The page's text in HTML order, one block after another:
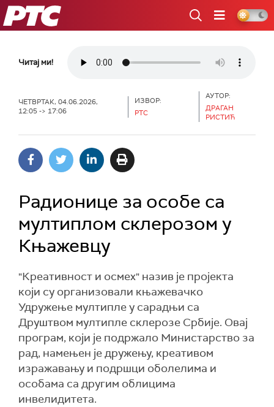
РТС
Читај ми!
ЧЕТВРТАК, 04.06.2026,
12:05 -> 17:06
ИЗВОР:
РТС
АУТОР:
ДРАГАН
РИСТИЋ
Радионице за особе са
мултиплом склерозом у
Књажевцу
"Креативност и осмех" назив је пројекта
који су организовали књажевачко
Удружење мултипле у сарадњи са
Друштвом мултипле склерозе Србије. Овај
програм, који је подржало Министарство за
рад, намењен је дружењу, креативом
изражавању и подршци оболелима и
особама са другим облицима
инвелидитета.